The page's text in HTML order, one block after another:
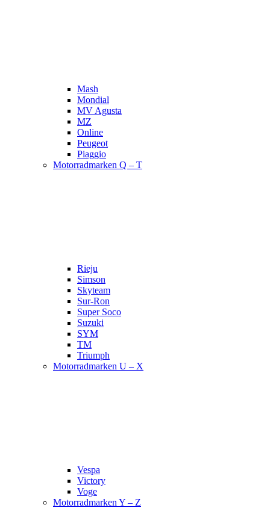
Mash
Mondial
MV Agusta
MZ
Online
Peugeot
Piaggio
Motorradmarken Q – T
Rieju
Simson
Skyteam
Sur-Ron
Super Soco
Suzuki
SYM
TM
Triumph
Motorradmarken U – X
Vespa
Victory
Voge
Motorradmarken Y – Z